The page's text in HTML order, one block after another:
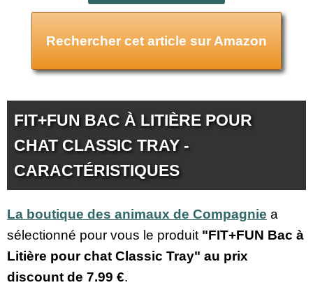
Rechercher cet article sur Amazon
FIT+FUN BAC À LITIÈRE POUR
CHAT CLASSIC TRAY -
CARACTÉRISTIQUES
La boutique des animaux de Compagnie a
sélectionné pour vous le produit "FIT+FUN Bac à
Litière pour chat Classic Tray" au prix
discount de 7.99 €.